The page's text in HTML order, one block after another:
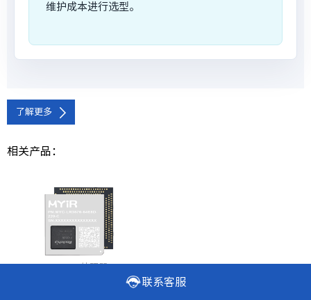
维护成本进行选型。
了解更多
相关产品：
联系客服